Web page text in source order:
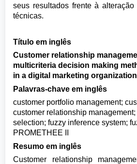
seus resultados frente à
técnicas.
Título em inglês
Customer relationship
multicriteria decision making
in a digital marketing organization
Palavras-chave em inglês
customer portfolio management;
customer relationship
selection; fuzzy inference system;
PROMETHEE II
Resumo em inglês
Customer relationship